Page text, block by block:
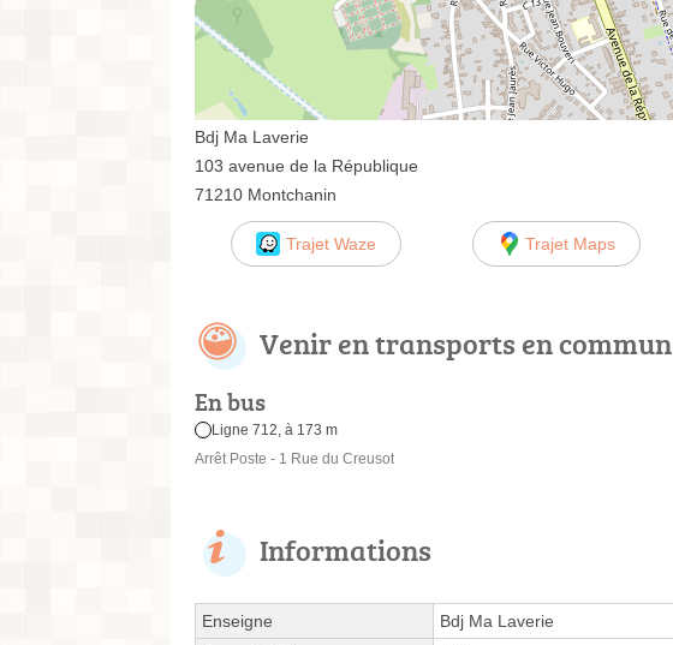
Bdj Ma Laverie
103 avenue de la République
71210 Montchanin
Trajet Waze Trajet Maps
Venir en transports en commun
En bus
Ligne 712, à 173 m
Arrêt Poste - 1 Rue du Creusot
Informations
Enseigne
Bdj Ma Laverie